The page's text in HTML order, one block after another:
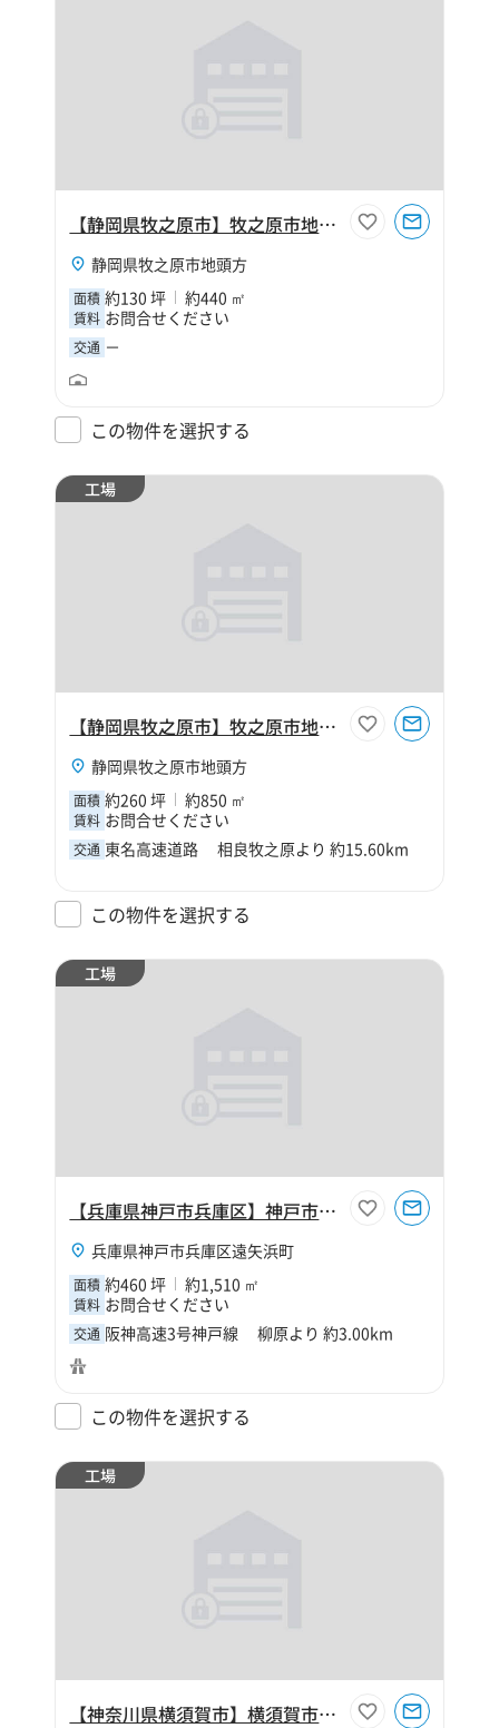
【静岡県牧之原市】牧之原市地頭方130坪工場
静岡県牧之原市地頭方
面積 約130 坪 約440 ㎡
賃料 お問合せください
交通 －
この物件を選択する
工場
【静岡県牧之原市】牧之原市地頭方260坪工場
静岡県牧之原市地頭方
面積 約260 坪 約850 ㎡
賃料 お問合せください
交通 東名高速道路 相良牧之原より 約15.60km
この物件を選択する
工場
【兵庫県神戸市兵庫区】神戸市兵庫区遠矢浜町460坪工場
兵庫県神戸市兵庫区遠矢浜町
面積 約460 坪 約1,510 ㎡
賃料 お問合せください
交通 阪神高速3号神戸線 柳原より 約3.00km
この物件を選択する
工場
【神奈川県横須賀市】横須賀市田浦港町150坪工場